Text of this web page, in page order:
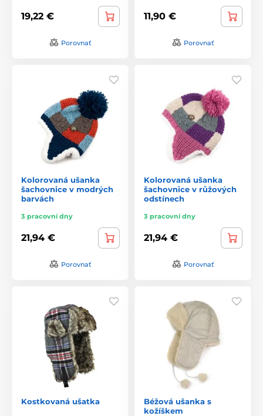
19,22 €
Porovnať
11,90 €
Porovnať
Kolorovaná ušanka
šachovnice v modrých
barvách
3 pracovní dny
21,94 €
Porovnať
Kolorovaná ušanka
šachovnice v růžových
odstínech
3 pracovní dny
21,94 €
Porovnať
Kostkovaná ušatka
Béžová ušanka s
kožíškem